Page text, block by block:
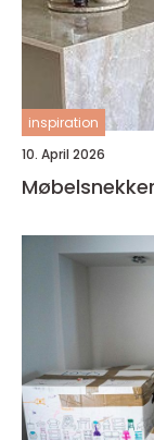
inspiration
10. April 2026